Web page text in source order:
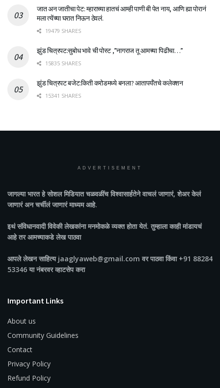
जात अन जातीचा पेट: म्हाराच्या हातचं आम्ही पाणी बी पेत नाय, आणि ह्या पोरानं
मला त्येंच्या घरात निऊन ठेवलं.
19479 SHARES
झुंड चित्रपट:सुबोध भावे ची पोस्ट ,”नागराज तू आमच्या पिढीचा…”
15835 SHARES
झुंड चित्रपट बजेट:किती करोडमध्ये बनला? आतापर्यँतचे कलेक्शन
15341 SHARES
ADVERTISEMENT
जागल्या भारतहे सोशल मिडियात चळवळींच विश्वासार्हतेने वाचलं जाणारं, शेअर केलं
जाणारं अन चर्चीलं जाणारं माध्यम आहे.
इथं संविधानवादी विवेकी लेखकांना मनमोकळे व्यक्त होता येतं. तुम्हाला काही मांडायचं
आहे तर आमच्याकडे लेख पाठवा
आपले लेखन साहित्य jaaglyaweb@gmail.com वर पाठवा किंवा +91 88284
53346 या नंबरवर व्हाटसेप करा
Important Links
About us
Community Guidelines
Contact
Privacy Policy
Refund Policy